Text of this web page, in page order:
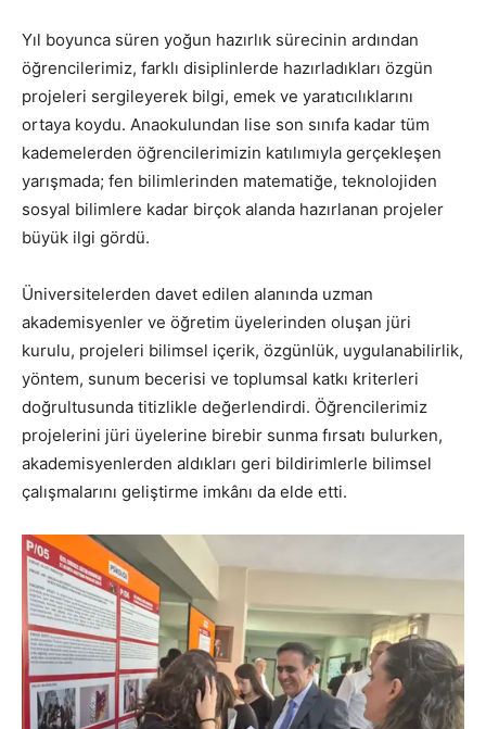
Yıl boyunca süren yoğun hazırlık sürecinin ardından
öğrencilerimiz, farklı disiplinlerde hazırladıkları özgün
projeleri sergileyerek bilgi, emek ve yaratıcılıklarını
ortaya koydu. Anaokulundan lise son sınıfa kadar tüm
kademelerden öğrencilerimizin katılımıyla gerçekleşen
yarışmada; fen bilimlerinden matematiğe, teknolojiden
sosyal bilimlere kadar birçok alanda hazırlanan projeler
büyük ilgi gördü.
Üniversitelerden davet edilen alanında uzman
akademisyenler ve öğretim üyelerinden oluşan jüri
kurulu, projeleri bilimsel içerik, özgünlük, uygulanabilirlik,
yöntem, sunum becerisi ve toplumsal katkı kriterleri
doğrultusunda titizlikle değerlendirdi. Öğrencilerimiz
projelerini jüri üyelerine birebir sunma fırsatı bulurken,
akademisyenlerden aldıkları geri bildirimlerle bilimsel
çalışmalarını geliştirme imkânı da elde etti.